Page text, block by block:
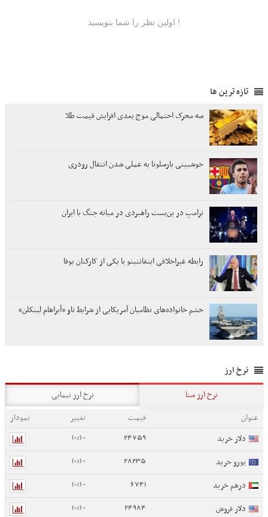
تازه ترین ها
سه محرک احتمالی موج بعدی افزایش قیمت طلا
خوشبینی بارسلونا به عملی شدن انتقال رودری
ترامپ در بن‌بست راهبردی در میانه جنگ با ایران
رابطه غیراخلاقی اینفانتینو با یکی از کارکنان یوفا
خشم خانواده‌های نظامیان آمریکایی از شرایط ناو «آبراهام لینکلن»
نرخ ارز
نرخ ارز سنا
نرخ ارز نیمایی
عنوان
قیمت تغییر
نمودار
دلار خرید
24759
0 (0%)
یورو خرید 28235
0 (0%)
درهم خرید 6741
0 (0%)
دلار فروش 24984
0 (0%)